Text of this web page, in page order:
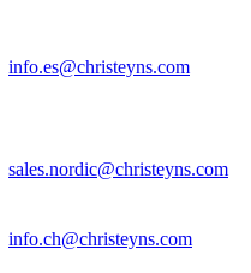
info.es@christeyns.com
sales.nordic@christeyns.com
info.ch@christeyns.com